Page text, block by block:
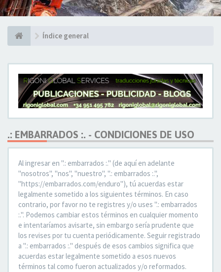
Índice general
.: EMBARRADOS :. - CONDICIONES DE USO
Al ingresar en ".: embarrados :." (de aquí en adelante
"nosotros", "nos", "nuestro", ".: embarrados :.",
"https://embarrados.com/enduro"), tú acuerdas estar
legalmente sometido a los siguientes términos. En caso
contrario, por favor no te registres y/o uses ".: embarrados
:.". Podemos cambiar estos términos en cualquier momento
e intentaríamos avisarte, sin embargo sería prudente que
los revises por tu cuenta periódicamente. Seguir registrado
a ".: embarrados :." después de esos cambios significa que
acuerdas estar legalmente sometido a esos nuevos
términos tal como fueron actualizados y/o reformados.